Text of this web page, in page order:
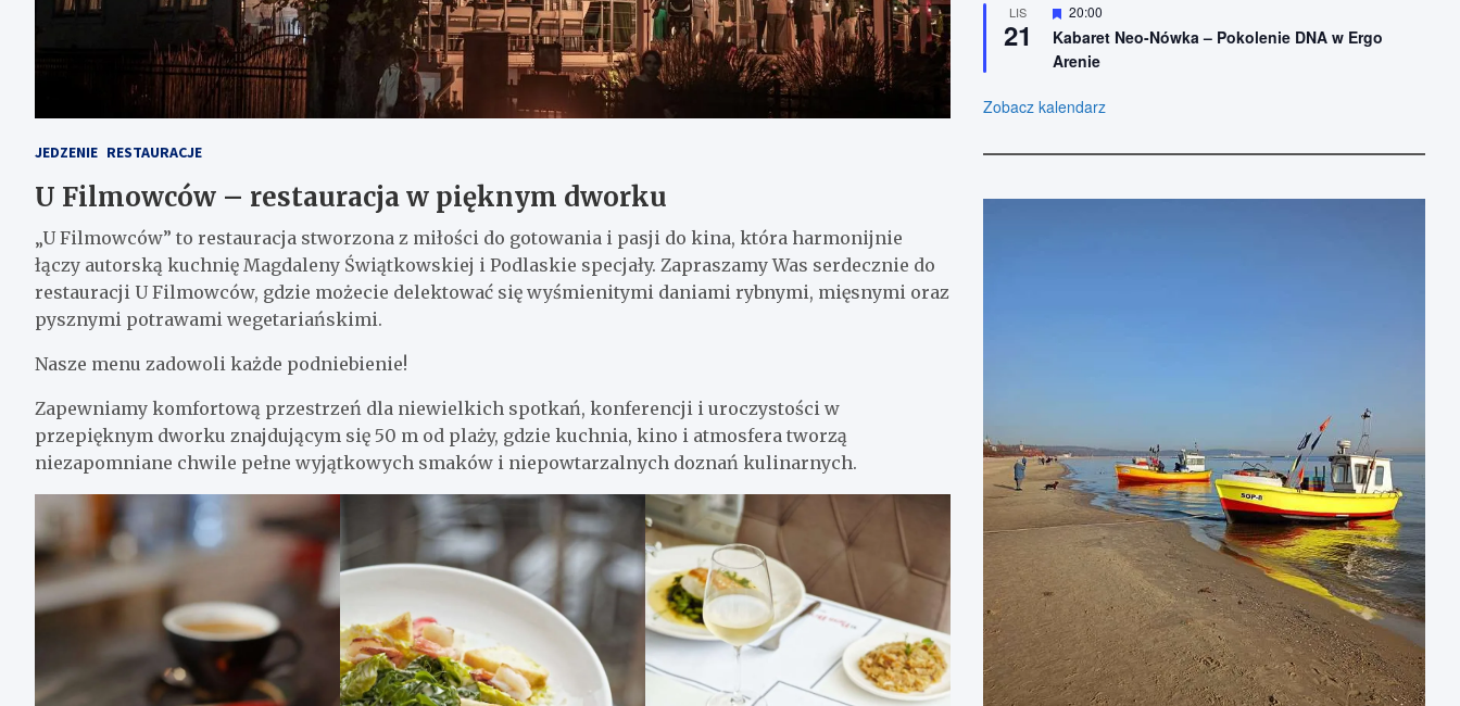
JEDZENIE RESTAURACJE
U Filmowców – restauracja w pięknym dworku
„U Filmowców” to restauracja stworzona z miłości do gotowania i pasji do kina, która harmonijnie
łączy autorską kuchnię Magdaleny Świątkowskiej i Podlaskie specjały. Zapraszamy Was serdecznie do
restauracji U Filmowców, gdzie możecie delektować się wyśmienitymi daniami rybnymi, mięsnymi oraz
pysznymi potrawami wegetariańskimi.
Nasze menu zadowoli każde podniebienie!
Zapewniamy komfortową przestrzeń dla niewielkich spotkań, konferencji i uroczystości w
przepięknym dworku znajdującym się 50 m od plaży, gdzie kuchnia, kino i atmosfera tworzą
niezapomniane chwile pełne wyjątkowych smaków i niepowtarzalnych doznań kulinarnych.
e
ż
n
o
e
LIS
21
W
y
r
ó
i
n
20:00
Kabaret Neo-Nówka – Pokolenie DNA w Ergo
Arenie
Zobacz kalendarz